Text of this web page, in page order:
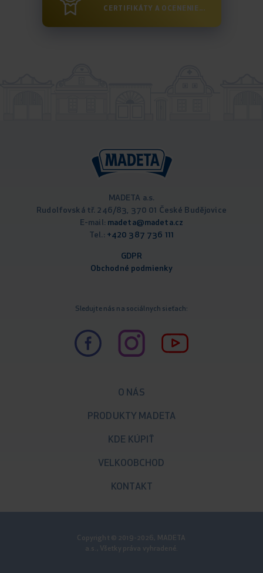
CERTIFIKÁTY A OCENENIE...
MADETA a.s.
Rudolfovská tř. 246/83, 370 01 České Budějovice
E-mail: madeta@madeta.cz
Tel.: +420 387 736 111
GDPR
Obchodné podmienky
Sledujte nás na sociálnych sieťach:
O NÁS
PRODUKTY MADETA
KDE KÚPIŤ
VELKOOBCHOD
KONTAKT
Copyright © 2019-2026, MADETA
a.s., Všetky práva vyhradené.